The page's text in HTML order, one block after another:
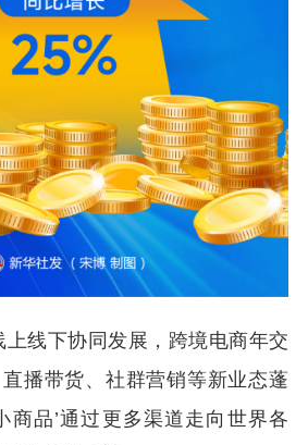
上线下协同发展，跨境电商年交
播带货、社群营销等新业态蓬
商品’通过更多渠道走向世界各